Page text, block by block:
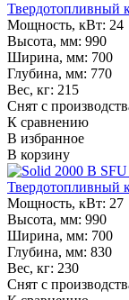
Твердотопливный
Мощность, кВт: 24
Высота, мм: 990
Ширина, мм: 700
Глубина, мм: 770
Вес, кг: 215
Снят с
К сравнению
В избранное
В корзину
Твердотопливный
Мощность, кВт: 27
Высота, мм: 990
Ширина, мм: 700
Глубина, мм: 830
Вес, кг: 230
Снят с